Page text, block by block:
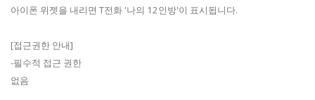
아이폰 위젯을 내리면 T전화 '나의 12인방'이 표시됩니다.
[접근권한 안내]
-필수적 접근 권한
없음